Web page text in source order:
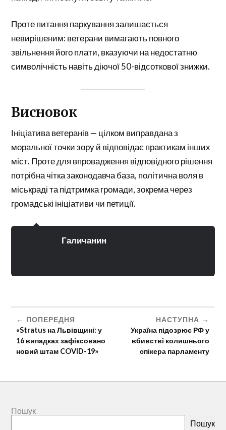
Проте питання паркування залишається
невирішеним: ветерани вимагають повного
звільнення його плати, вказуючи на недостатню
символічність навіть діючої 50-відсоткової знижки.
Висновок
Ініціатива ветеранів — цілком виправдана з
моральної точки зору й відповідає практикам інших
міст. Проте для впровадження відповідного рішення
потрібна чітка законодавча база, політична воля в
міськраді та підтримка громади, зокрема через
громадські ініціативи чи петиції.
Галичанин
ПОПЕРЕДНЯ
«Stratus на Львівщині: у
16 випадках зафіксовано
новий штам COVID-19»
НАСТУПНА
Україна підозрює РФ у
вбивстві колишнього
спікера парламенту
Пошук
Пошук